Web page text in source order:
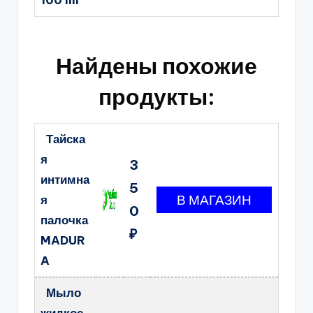
Найдены похожие
продукты:
Тайска
я
интимна
я
палочка
MADUR
A
3
5
0
₽
Мыло